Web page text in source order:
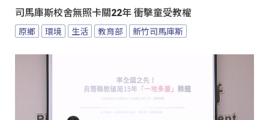
司馬庫斯校舍無照卡關22年 衝擊童受教權
原鄉 環境 生活 教育部 新竹司馬庫斯